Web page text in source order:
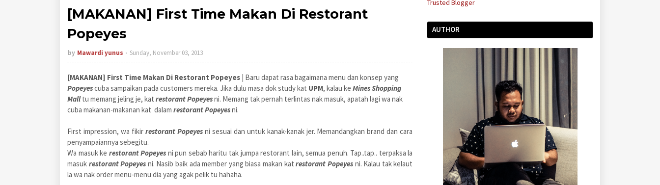
[MAKANAN] First Time Makan Di Restorant
Popeyes
by Mawardi yunus Sunday, November 03, 2013
[MAKANAN] First Time Makan Di Restorant Popeyes | Baru dapat rasa bagaimana menu dan konsep yang
Popeyescuba sampaikan pada customers mereka. Jika dulu masa dok study kat UPM, kalau ke Mines Shopping
Mall tu memang jeling je, kat restorant Popeyesni. Memang tak pernah terlintas nak masuk, apatah lagi wa nak
cuba makanan-makanan kat dalam restorant Popeyesni.
First impression, wa fikir restorant Popeyes ni sesuai dan untuk kanak-kanak jer. Memandangkan brand dan cara
penyampaiannya sebegitu.
Wa masuk ke restorant Popeyes ni pun sebab haritu tak jumpa restorant lain, semua penuh. Tap..tap.. terpaksa la
masuk restorant Popeyes ni. Nasib baik ada member yang biasa makan katrestorant Popeyes ni. Kalau tak kelaut
la wa nak order menu-menu dia yang agak pelik tu hahaha.
AUTHOR